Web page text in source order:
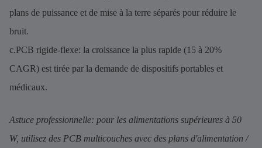
plans de puissance et de mise à la terre séparés pour réduire le
bruit.
c.PCB rigide-flexe: la croissance la plus rapide (15 à 20%
CAGR) est tirée par la demande de dispositifs portables et
médicaux.
Astuce professionnelle: pour les alimentations supérieures à 50
W, utilisez des PCB multicouches avec des plans d'alimentation /